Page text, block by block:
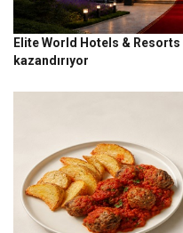
Elite World Hotels & Resorts
kazandırıyor